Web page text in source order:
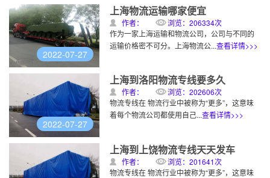
2022-07-27
上海物流运输哪家便宜
作者：
浏览：206334次
作为一家上海运输和物流公司，公司与不同的
运输价格密不可分。上海物流公...查看详情>>>
2022-07-27
上海到洛阳物流专线要多久
作者：
浏览：202606次
物流专线在 物流行业中被称为“更多”，这意味
着每个物流公司都使用自己...查看详情>>>
上海到上饶物流专线天天发车
作者：
浏览：201641次
物流专线在 物流行业中被称为“更多”，这意味